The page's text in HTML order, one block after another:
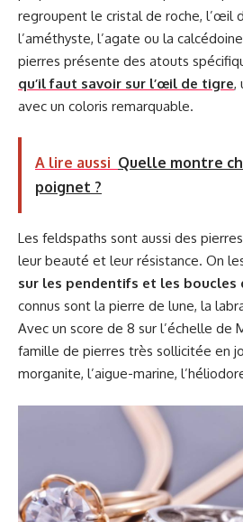
regroupent le cristal de roche, l’œil
l’améthyste, l’agate ou la
pierres présente des atouts
qu’il faut savoir sur l’œil de tigre,
avec un coloris remarquable.
A lire aussi Quelle montre
poignet ?
Les feldspaths sont aussi des
leur beauté et leur résistance. On
sur les pendentifs et les boucles
connus sont la pierre de lune, la
Avec un score de 8 sur l’échelle de
famille de pierres très sollicitée en
morganite, l’aigue-marine,